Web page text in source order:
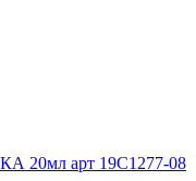
20мл арт 19С1277-08